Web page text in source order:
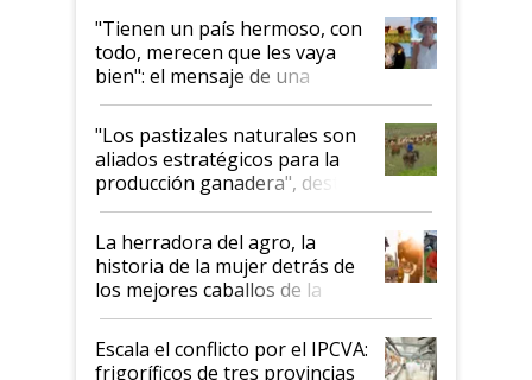
"Tienen un país hermoso, con
todo, merecen que les vaya
bien": el mensaje de una
ganadera uruguaya sobre las
oportunidades que se abren
para el agro en Argentina, con
foco en la carne
"Los pastizales naturales son
aliados estratégicos para la
producción ganadera", destaca
la iniciativa que ya reúne a 46
establecimientos en Argentina
La herradora del agro, la
historia de la mujer detrás de
los mejores caballos de la
Argentina y los mitos que
todavía hacen sufrir a estos
animales: "Mientras me
Escala el conflicto por el IPCVA:
frigoríficos de tres provincias